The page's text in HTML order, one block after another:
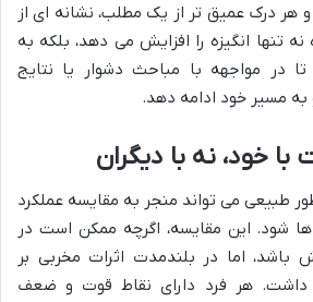
درک عمیق تر از یک مطلب، نشانه ای از
تنها انگیزه را افزایش می دهد، بلکه به
در مواجهه با مباحث دشوار یا نتایج
به مسیر خود ادامه دهد.
طبیعی می تواند منجر به مقایسه عملکرد
شود. این مقایسه، اگرچه ممکن است در
باشد، اما در بلندمدت اثرات مخربی بر
داشت. هر فرد دارای نقاط قوت و ضعف